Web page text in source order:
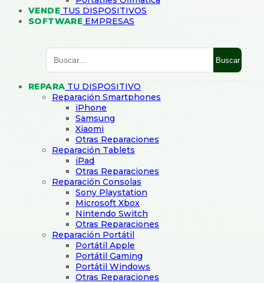
VENDE TUS DISPOSITIVOS
SOFTWARE EMPRESAS
Buscar
REPARA TU DISPOSITIVO
Reparación Smartphones
iPhone
Samsung
Xiaomi
Otras Reparaciones
Reparación Tablets
iPad
Otras Reparaciones
Reparación Consolas
Sony Playstation
Microsoft Xbox
Nintendo Switch
Otras Reparaciones
Reparación Portátil
Portátil Apple
Portátil Gaming
Portátil Windows
Otras Reparaciones